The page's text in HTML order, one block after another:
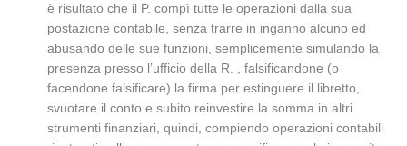
è risultato che il P. compì tutte le operazioni dalla sua
postazione contabile, senza trarre in inganno alcuno ed
abusando delle sue funzioni, semplicemente simulando la
presenza presso l’ufficio della R. , falsificandone (o
facendone falsificare) la firma per estinguere il libretto,
svuotare il conto e subito reinvestire la somma in altri
strumenti finanziari, quindi, compiendo operazioni contabili